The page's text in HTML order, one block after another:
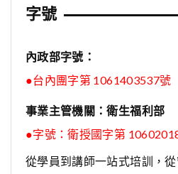
字號
內政部字號：
●台內團字第 1061403537號
事業主管機關：衛生福利部
●字號：衛授國字第
從學員到講師一站式培訓，